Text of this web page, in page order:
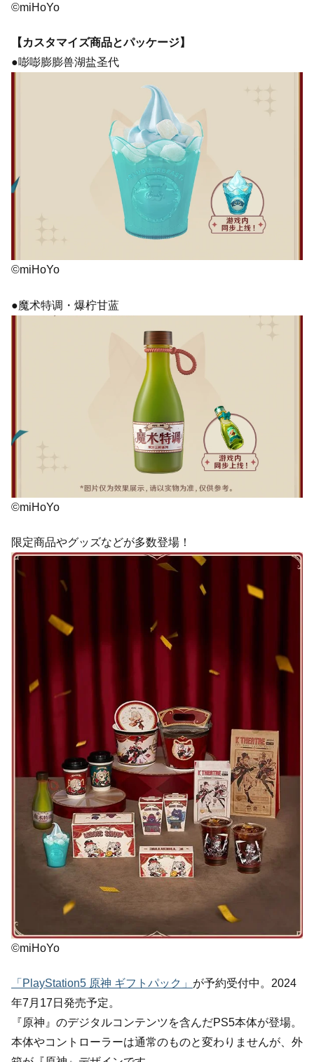
©miHoYo
【カスタマイズ商品とパッケージ】
●嘭嘭膨膨兽湖盐圣代
©miHoYo
●魔术特调・爆柠甘蓝
©miHoYo
限定商品やグッズなどが多数登場！
©miHoYo
「PlayStation5 原神 ギフトパック」 が予約受付中。2024
年7月17日発売予定。
『原神』のデジタルコンテンツを含んだPS5本体が登場。
本体やコントローラーは通常のものと変わりませんが、外